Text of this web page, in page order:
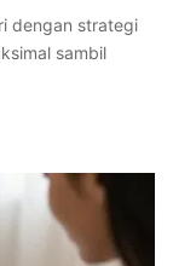
dengan strategi
sambil